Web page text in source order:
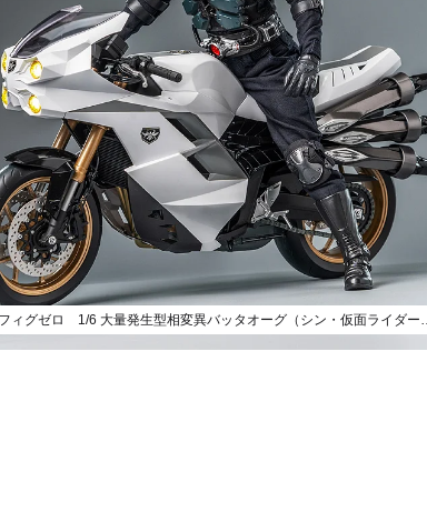
※「フィグゼロ 1/6 大量発生型相